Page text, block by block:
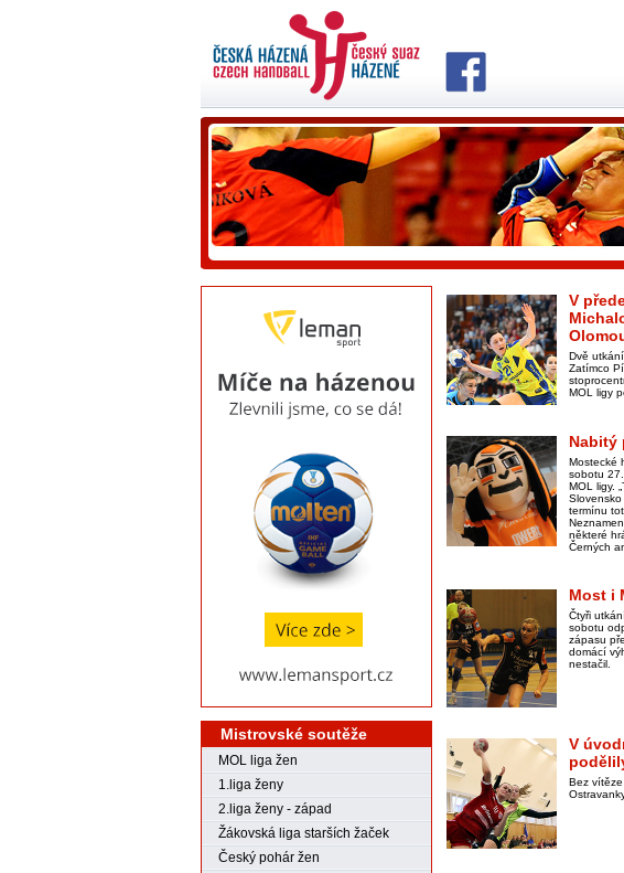
Mistrovské soutěže
MOL liga žen
1.liga ženy
2.liga ženy - západ
Žákovská liga starších žaček
Český pohár žen
V
Dvě
Zatímco
MOL ligy
Nabitý
Mostecké
sobotu
MOL ligy.
termínu
některé
Černých
Most i
Čtyři
sobotu
zápasu
domácí
nestačil.
V
Bez